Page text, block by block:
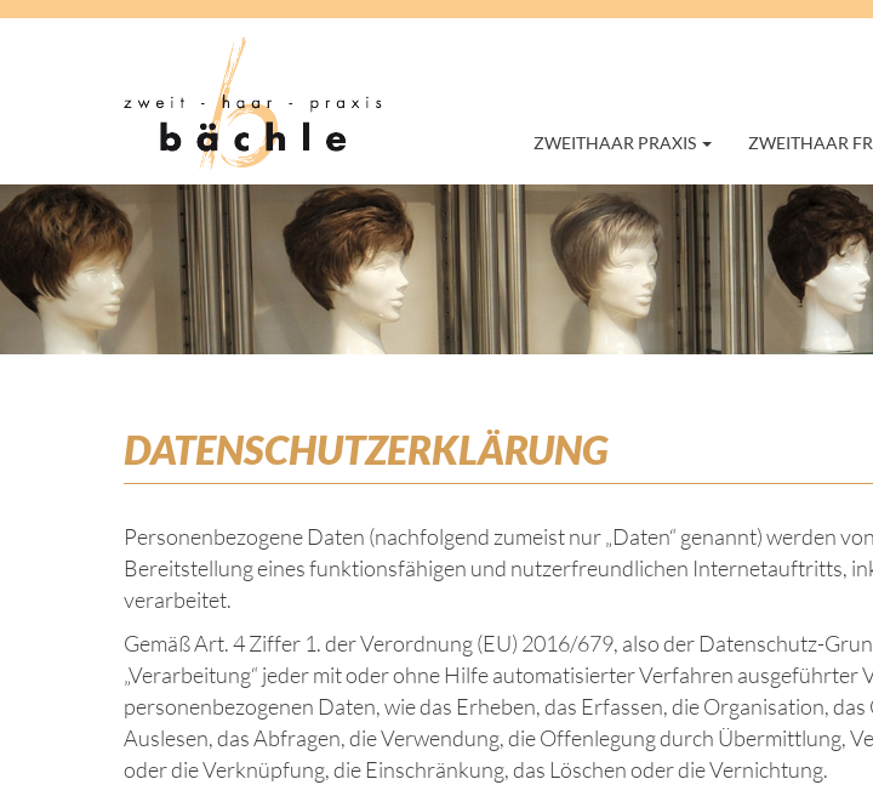
ZWEITHAAR PRAXIS ZWEITHAAR
DATENSCHUTZERKLÄRUNG
Personenbezogene Daten (nachfolgend zumeist nur „Daten“ genannt) werden
Bereitstellung eines funktionsfähigen und nutzerfreundlichen Internetauftritts,
verarbeitet.
Gemäß Art. 4 Ziffer 1. der Verordnung (EU) 2016/679, also der Datenschutz-
„Verarbeitung“ jeder mit oder ohne Hilfe automatisierter Verfahren ausgeführter
personenbezogenen Daten, wie das Erheben, das Erfassen, die Organisation,
Auslesen, das Abfragen, die Verwendung, die Offenlegung durch Übermittlung,
oder die Verknüpfung, die Einschränkung, das Löschen oder die Vernichtung.